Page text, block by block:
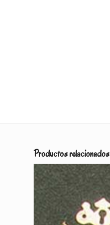
Productos relacionados